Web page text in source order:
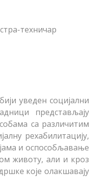
техничар
уведен социјални
представљају
са различитим
рехабилитацију,
и оспособљавање
животу, али и кроз
које олакшавају